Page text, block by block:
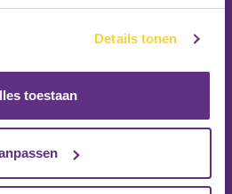
Details tonen
toestaan